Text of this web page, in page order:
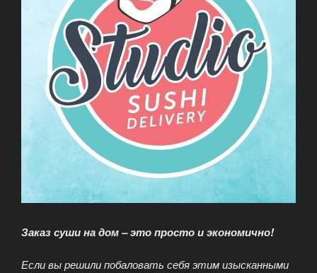
Заказ суши на дом – это просто и экономично!
Если вы решили побаловать себя этим изысканными